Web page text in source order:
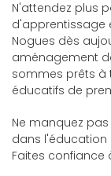
N'attendez plus
d'apprentissage
Nogues dès
aménagement
sommes prêts à
éducatifs de
Ne manquez
dans l'éducation
Faites confiance